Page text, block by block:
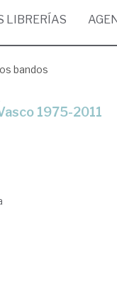
LIBRERÍAS
bandos
1975-2011